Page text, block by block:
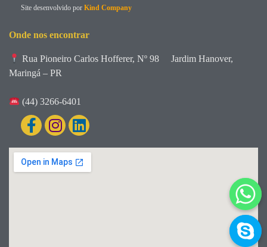
Site desenvolvido por Kind Company
Onde nos encontrar
Rua Pioneiro Carlos Hofferer, Nº 98
Jardim Hanover,
Maringá – PR
(44) 3266-6401